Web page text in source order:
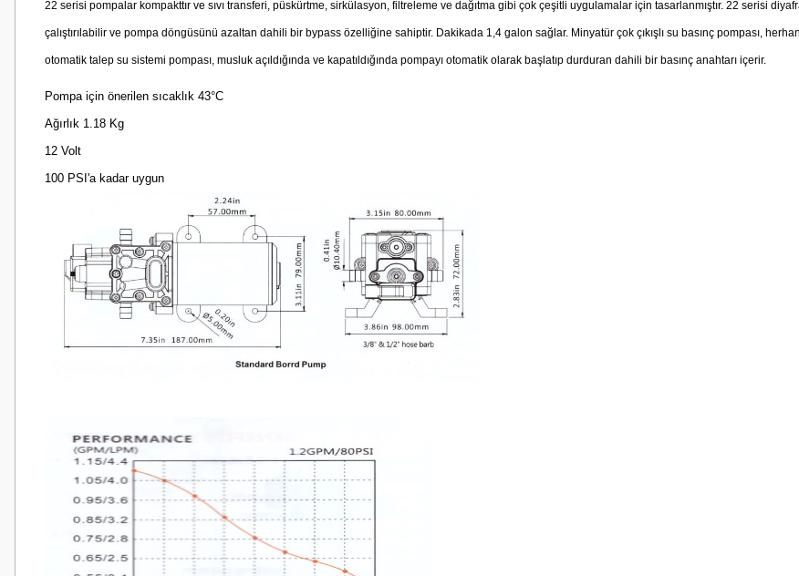
22 serisi pompalar kompakttır ve sıvı transferi, püskürtme, sirkülasyon, filtreleme ve dağıtma gibi çok çeşitli uygulamalar için tasarlanmıştır. 22 serisi
çalıştırılabilir ve pompa döngüsünü azaltan dahili bir bypass özelliğine sahiptir. Dakikada 1,4 galon sağlar. Minyatür çok çıkışlı su basınç pompası,
otomatik talep su sistemi pompası, musluk açıldığında ve kapatıldığında pompayı otomatik olarak başlatıp durduran dahili bir basınç anahtarı içerir.
Pompa için önerilen sıcaklık 43°C
Ağırlık 1.18 Kg
12 Volt
100 PSI'a kadar uygun